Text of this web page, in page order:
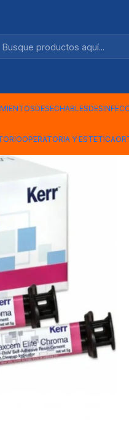
DESECHABLES
OPERATORIA Y ESTETICA
CHROMA WHITE 2X5GR